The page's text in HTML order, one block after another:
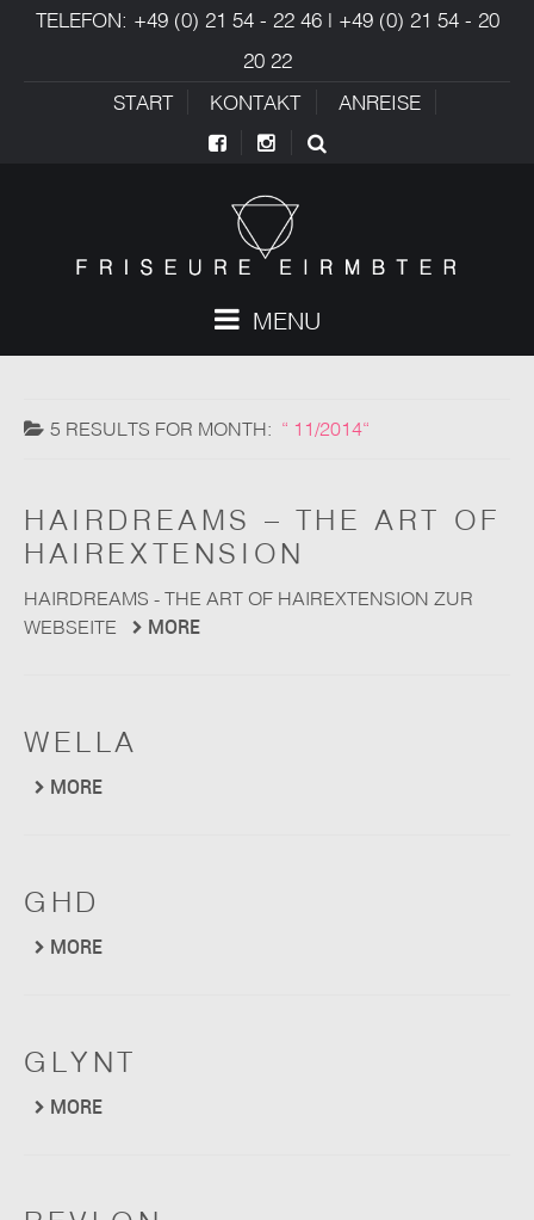
TELEFON: +49 (0) 21 54 - 22 46 | +49 (0) 21 54 - 20
20 22
START
KONTAKT ANREISE
MENU
5 RESULTS FOR MONTH: 11/2014
HAIRDREAMS – THE ART OF
HAIREXTENSION
HAIRDREAMS - THE ART OF HAIREXTENSION ZUR
WEBSEITE
MORE
WELLA
MORE
GHD
MORE
GLYNT
MORE